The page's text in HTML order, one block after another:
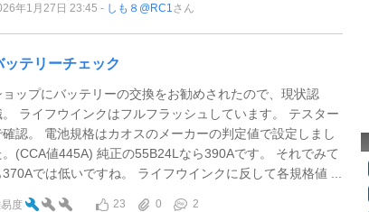
年1月27日 23:45
しも８@RC1さん
ッテリーチェック
ョップにバッテリーの交換をお勧めされたので、現状認
。 ライフウインクはフルフラッシュしています。 テスター
確認。 電池規格はカオスのメーカーの判定値で設定しまし
。(CCA値445A) 純正の55B24Lなら390Aです。 それでみて
370Aでは低いですね。 ライフウインクに反して各規格値 ...
度 23 0
2